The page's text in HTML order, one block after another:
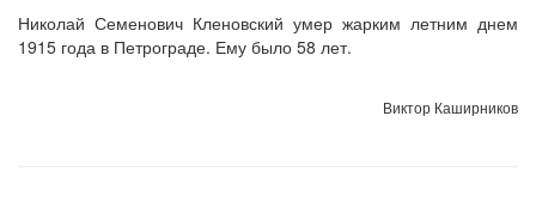
Николай Семенович Кленовский умер жарким летним днем
1915 года в Петрограде. Ему было 58 лет.
Виктор Каширников